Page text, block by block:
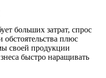
больших затрат, спрос
плюс
своей продукции
быстро наращивать